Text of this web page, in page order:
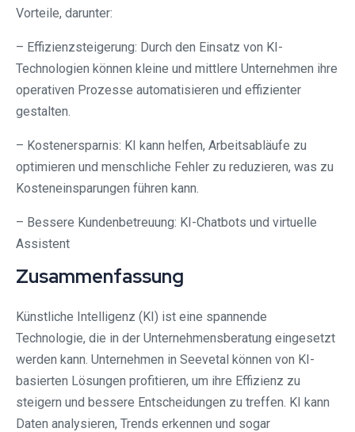
Vorteile, darunter:
– Effizienzsteigerung: Durch den Einsatz von KI-
Technologien können kleine und mittlere Unternehmen ihre
operativen Prozesse automatisieren und effizienter
gestalten.
– Kostenersparnis: KI kann helfen, Arbeitsabläufe zu
optimieren und menschliche Fehler zu reduzieren, was zu
Kosteneinsparungen führen kann.
– Bessere Kundenbetreuung: KI-Chatbots und virtuelle
Assistent
Zusammenfassung
Künstliche Intelligenz (KI) ist eine spannende
Technologie, die in der Unternehmensberatung eingesetzt
werden kann. Unternehmen in Seevetal können von KI-
basierten Lösungen profitieren, um ihre Effizienz zu
steigern und bessere Entscheidungen zu treffen. KI kann
Daten analysieren, Trends erkennen und sogar